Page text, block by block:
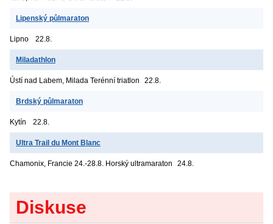
Lipenský půlmaraton
Lipno 22.8.
Miladathlon
Ústí nad Labem, Milada Terénní triatlon 22.8.
Brdský půlmaraton
Kytín 22.8.
Ultra Trail du Mont Blanc
Chamonix, Francie 24.-28.8. Horský ultramaraton 24.8.
Diskuse